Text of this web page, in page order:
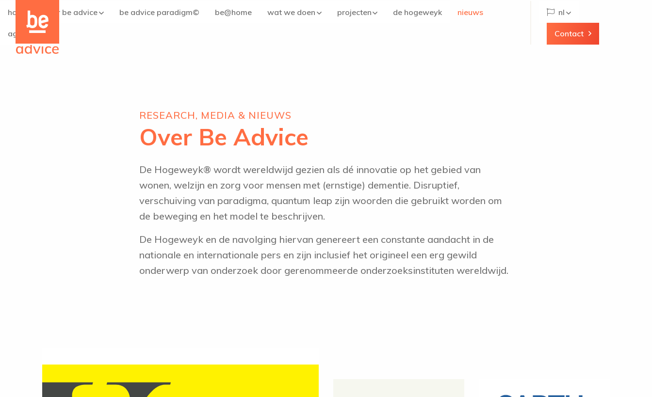
the
care
concept
logo
the
care
concept
logo
home over be advice be advice paradigm© be@home wat we doen projecten de hogeweyk nieuws
agenda
nl
Contact
RESEARCH, MEDIA & NIEUWS
Over Be Advice
De Hogeweyk® wordt wereldwijd gezien als dé innovatie op het gebied van
wonen, welzijn en zorg voor mensen met (ernstige) dementie. Disruptief,
verschuiving van paradigma, quantum leap zijn woorden die gebruikt worden om
de beweging en het model te beschrijven.
De Hogeweyk en de navolging hiervan genereert een constante aandacht in de
nationale en internationale pers en zijn inclusief het origineel een erg gewild
onderwerp van onderzoek door gerenommeerde onderzoeksinstituten wereldwijd.